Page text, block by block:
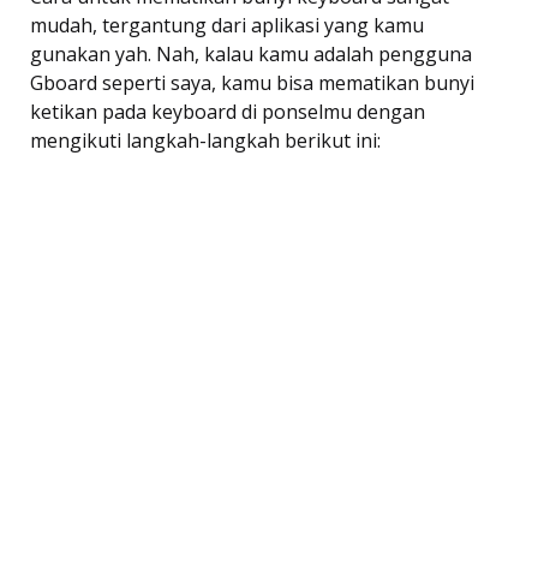
mudah, tergantung dari aplikasi yang kamu
gunakan yah. Nah, kalau kamu adalah pengguna
Gboard seperti saya, kamu bisa mematikan bunyi
ketikan pada keyboard di ponselmu dengan
mengikuti langkah-langkah berikut ini: